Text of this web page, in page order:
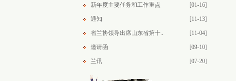
[01-16]
新年度主要任务和工作重点
[11-13]
通知
[11-04]
省兰协领导出席山东省第十..
[09-10]
邀请函
[07-20]
兰讯